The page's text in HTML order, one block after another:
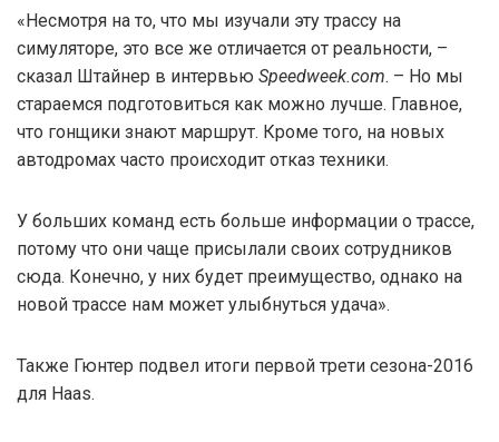
«Несмотря на то, что мы изучали эту трассу на
симуляторе, это все же отличается от реальности, –
сказал Штайнер в интервью Speedweek.com. – Но мы
стараемся подготовиться как можно лучше. Главное,
что гонщики знают маршрут. Кроме того, на новых
автодромах часто происходит отказ техники.
У больших команд есть больше информации о трассе,
потому что они чаще присылали своих сотрудников
сюда. Конечно, у них будет преимущество, однако на
новой трассе нам может улыбнуться удача».
Также Гюнтер подвел итоги первой трети сезона-2016
для Haas.